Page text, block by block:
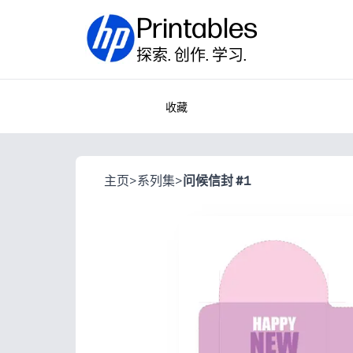
Printables
探索. 创作. 学习.
收藏
主页>系列集>问候信封 #1